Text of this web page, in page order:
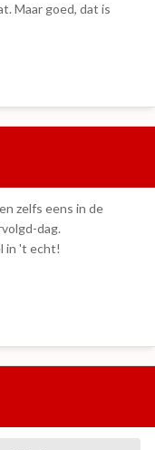
Maar goed, dat is
zelfs eens in de
dag.
in 't echt!